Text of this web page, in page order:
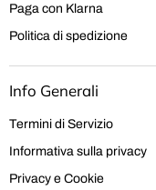
Paga con Klarna
Politica di spedizione
Info Generali
Termini di Servizio
Informativa sulla privacy
Privacy e Cookie